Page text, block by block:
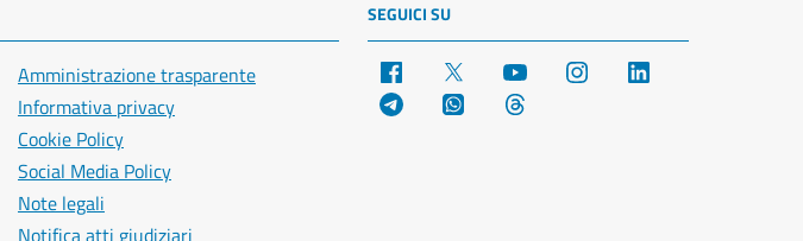
Amministrazione trasparente
Informativa privacy
Cookie Policy
Social Media Policy
Note legali
SEGUICI SU
Facebook YouTube Instagram
Telegram WhatsApp